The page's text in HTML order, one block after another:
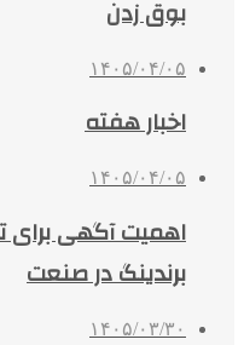
بوق زدن
۱۴۰۵/۰۴/۰۵
اخبار هفته
۱۴۰۵/۰۴/۰۵
اهمیت آگهی برای
برندینگ در صنعت
۱۴۰۵/۰۳/۳۰